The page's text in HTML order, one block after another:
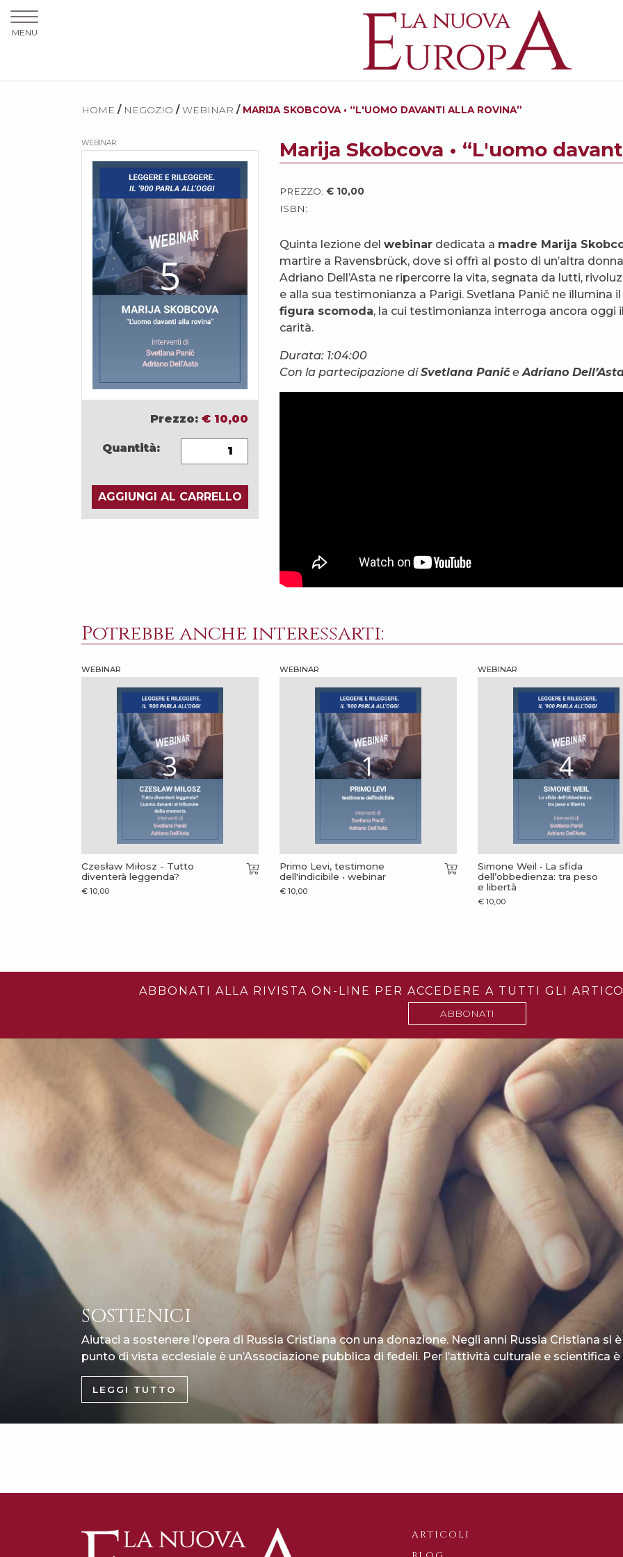
HOME / NEGOZIO / WEBINAR / MARIJA SKOBCOVA • “L'UOMO DAVANTI ALLA ROVINA”
WEBINAR
Prezzo: € 10,00
Quantità:
AGGIUNGI AL CARRELLO
Marija Skobcova • “L'uomo
PREZZO: € 10,00
ISBN:
Quinta lezione del webinar dedicata a madre Marija
martire a Ravensbrück, dove si offrì al posto di un’altra
Adriano Dell’Asta ne ripercorre la vita, segnata da lutti,
e alla sua testimonianza a Parigi. Svetlana Panič ne
figura scomoda, la cui testimonianza interroga ancora oggi
carità.
Durata: 1:04:00
Con la partecipazione diSvetlana PaničeAdriano
Potrebbe anche interessarti:
WEBINAR
Czesław Miłosz - Tutto
diventerà leggenda?
€ 10,00
WEBINAR
Primo Levi, testimone
dell'indicibile • webinar
€ 10,00
WEBINAR
Simone Weil • La sfida
dell’obbedienza: tra peso
e libertà
€ 10,00
ABBONATI ALLA RIVISTA ON-LINE PER ACCEDERE A TUTTI GLI
ABBONATI
SOSTIENICI
Aiutaci a sostenere l’opera di Russia Cristiana con una donazione. Negli anni Russia Cristiana
punto di vista ecclesiale è un’Associazione pubblica di fedeli. Per l’attività culturale e scientifica
LEGGI TUTTO
ARTICOLI
MENU